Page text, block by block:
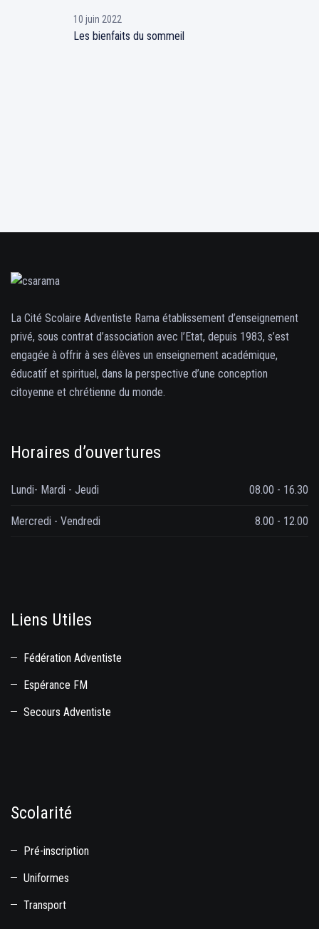
10 juin 2022
Les bienfaits du sommeil
La Cité Scolaire Adventiste Rama établissement d’enseignement
privé, sous contrat d’association avec l’Etat, depuis 1983, s’est
engagée à offrir à ses élèves un enseignement académique,
éducatif et spirituel, dans la perspective d’une conception
citoyenne et chrétienne du monde.
Horaires d’ouvertures
Lundi- Mardi - Jeudi 08.00 - 16.30
Mercredi - Vendredi 8.00 - 12.00
Liens Utiles
Fédération Adventiste
Espérance FM
Secours Adventiste
Scolarité
Pré-inscription
Uniformes
Transport